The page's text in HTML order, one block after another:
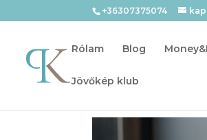
+36307375074
Rólam Blog
Jövőkép klub